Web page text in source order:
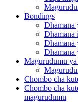
Bondings
Dhamana
Dhamana
Dhamana
Dhamana
Magurudumu ya
Chombo cha
Chombo cha
magurudumu